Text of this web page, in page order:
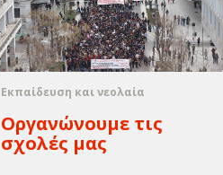
Εκπαίδευση και νεολαία
Οργανώνουμε τις
σχολές μας